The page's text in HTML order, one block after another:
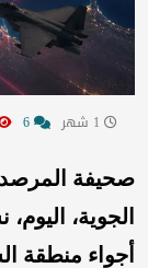
صحيفة
الجوية،
أجواء منطقة